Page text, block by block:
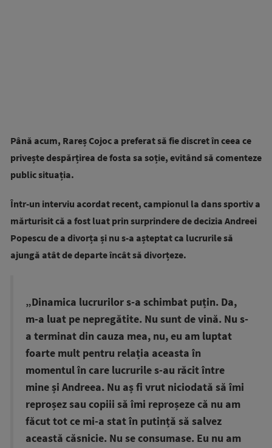
Până acum, Rareș Cojoc a preferat să fie discret în ceea ce
privește despărțirea de fosta sa soție, evitând să comenteze
public situația.
Într-un interviu acordat recent, campionul la dans sportiv a
mărturisit că a fost luat prin surprindere de decizia Andreei
Popescu de a divorța și nu s-a așteptat ca lucrurile să
ajungă atât de departe încât să divorțeze.
„Dinamica lucrurilor s-a schimbat puțin. Da,
m-a luat pe nepregătite. Nu sunt de vină. Nu s-
a terminat din cauza mea, nu, eu am luptat
foarte mult pentru relația aceasta în
momentul în care lucrurile s-au răcit între
mine și Andreea. Nu aș fi vrut niciodată să îmi
reproșez sau copiii să îmi reproșeze că nu am
făcut tot ce mi-a stat în putință să salvez
această căsnicie. Nu se consumase. Eu nu am